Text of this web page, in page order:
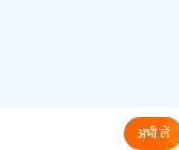
अभी लें